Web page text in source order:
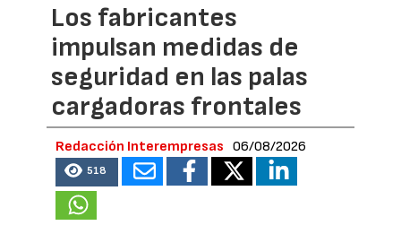
Los fabricantes
impulsan medidas de
seguridad en las palas
cargadoras frontales
Redacción Interempresas 06/08/2026
518